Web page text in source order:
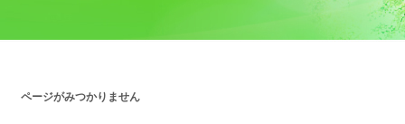
ページがみつかりません